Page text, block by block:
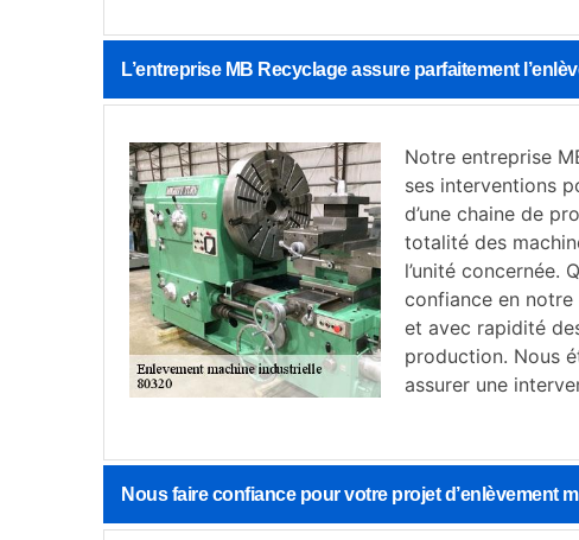
L’entreprise MB Recyclage assure parfaitement
Notre entreprise
ses interventions
d’une chaine de
totalité des
l’unité concernée.
confiance en
et avec rapidité
production. Nous
assurer une
Nous faire confiance pour votre projet d’enlèvement